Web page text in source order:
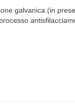
galvanica (in